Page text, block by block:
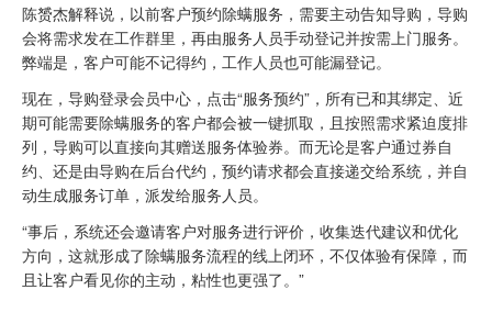
陈赟杰解释说，以前客户预约除螨服务，需要主动告知导购，导购
会将需求发在工作群里，再由服务人员手动登记并按需上门服务。
弊端是，客户可能不记得约，工作人员也可能漏登记。
现在，导购登录会员中心，点击“服务预约”，所有已和其绑定、近
期可能需要除螨服务的客户都会被一键抓取，且按照需求紧迫度排
列，导购可以直接向其赠送服务体验券。而无论是客户通过券自
约、还是由导购在后台代约，预约请求都会直接递交给系统，并自
动生成服务订单，派发给服务人员。
“事后，系统还会邀请客户对服务进行评价，收集迭代建议和优化
方向，这就形成了除螨服务流程的线上闭环，不仅体验有保障，而
且让客户看见你的主动，粘性也更强了。”